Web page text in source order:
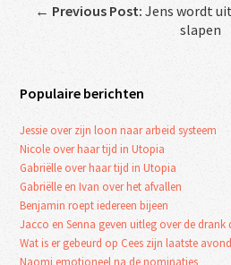
← Previous Post: Jens wordt
slapen
Populaire berichten
Jessie over zijn loon naar arbeid systeem
Nicole over haar tijd in Utopia
Gabriëlle over haar tijd in Utopia
Gabriëlle en Ivan over het afvallen
Benjamin roept iedereen bijeen
Jacco en Senna geven uitleg over de
Wat is er gebeurd op Cees zijn laatste
Naomi emotioneel na de nominaties